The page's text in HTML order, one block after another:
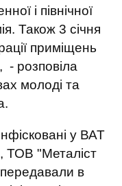
і північної
Також 3 січня
приміщень
- розповіла
молоді та
у ВАТ
ТОВ "Металіст
в